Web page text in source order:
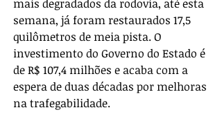
mais degradados da rodovia, até esta
semana, já foram restaurados 17,5
quilômetros de meia pista. O
investimento do Governo do Estado é
de R$ 107,4 milhões e acaba com a
espera de duas décadas por melhoras
na trafegabilidade.